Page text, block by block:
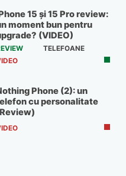
15 și 15 Pro review:
moment bun pentru
(VIDEO)
TELEFOANE
Phone (2): un
cu personalitate